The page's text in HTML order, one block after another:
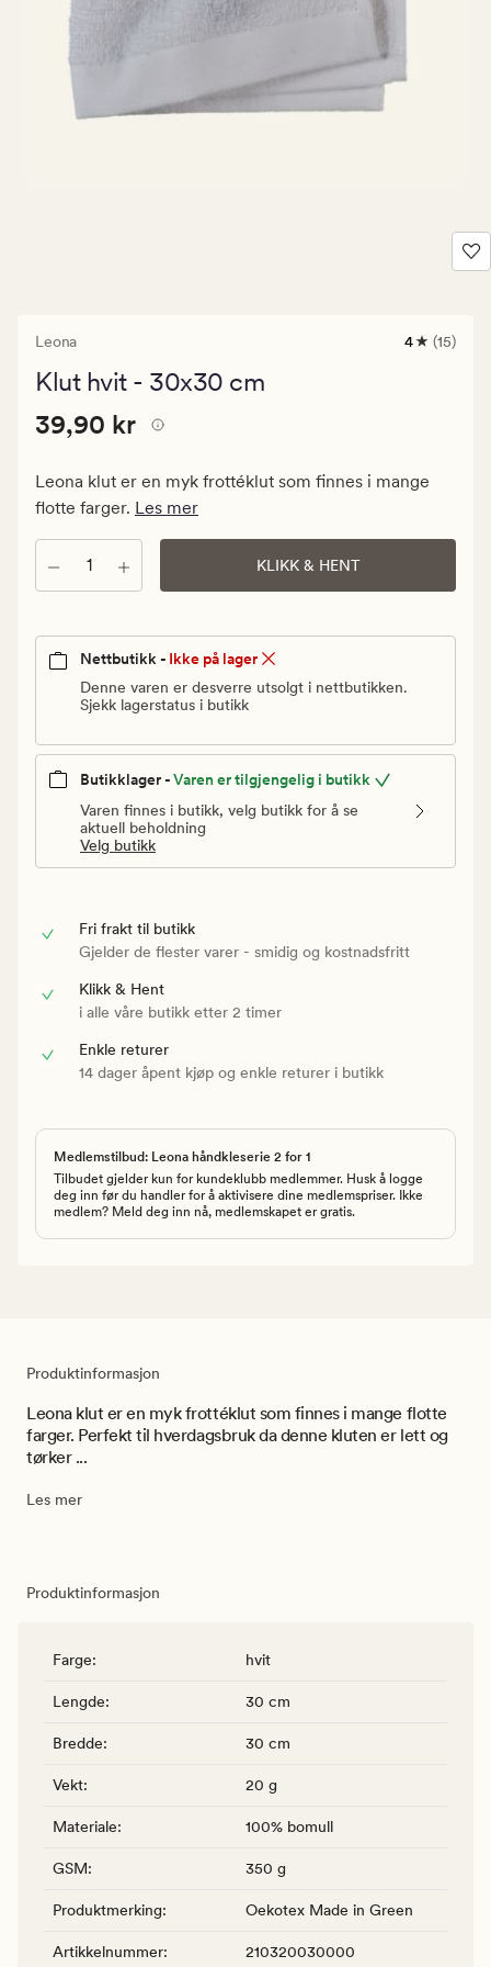
Leona
15
4 (15)
Klut hvit - 30x30 cm
Pris
39,90
39,90
kr
Pris 39,90 kr
39,90 kr
Leona klut er en myk frottéklut som finnes i mange
flotte farger. Les mer
Antall KLIKK & HENT
Nettbutikk - Ikke på lager
Denne varen er desverre utsolgt i nettbutikken.
Sjekk lagerstatus i butikk
Butikklager -Varen er tilgjengelig i butikk
Varen finnes i butikk, velg butikk for å se
aktuell beholdning
Velg butikk
Fri frakt til butikk
Gjelder de flester varer - smidig og kostnadsfritt
Klikk & Hent
i alle våre butikk etter 2 timer
Enkle returer
14 dager åpent kjøp og enkle returer i butikk
Medlemstilbud: Leona håndkleserie 2 for 1
Tilbudet gjelder kun for kundeklubb medlemmer. Husk å logge
deg inn før du handler for å aktivisere dine medlemspriser. Ikke
medlem? Meld deg inn nå, medlemskapet er gratis.
Produktinformasjon
Leona klut er en myk frottéklut som finnes i mange flotte
farger. Perfekt til hverdagsbruk da denne kluten er lett og
tørker ...
Les mer
Produktinformasjon
Farge: hvit
Lengde: 30 cm
Bredde: 30 cm
Vekt: 20 g
Materiale: 100% bomull
GSM: 350 g
Produktmerking: Oekotex Made in Green
Artikkelnummer: 210320030000